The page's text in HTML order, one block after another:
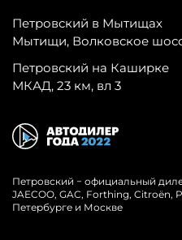
Петровский в Мытищах
Мытищи, Волковское
Петровский на Каширке
МКАД, 23 км, вл 3
Петровский − официальный
JAECOO, GAC, Forthing, Citroёn,
Петербурге и Москве